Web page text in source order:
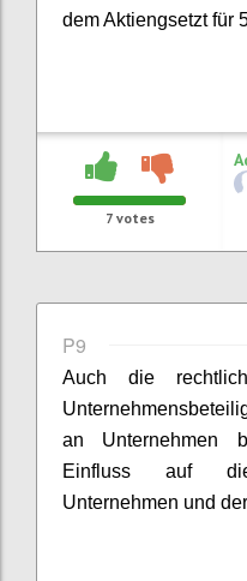
dem Aktiengsetzt für
7votes
P9
Auch die
an Unternehmen
Einfluss aufdie
Unternehmen und